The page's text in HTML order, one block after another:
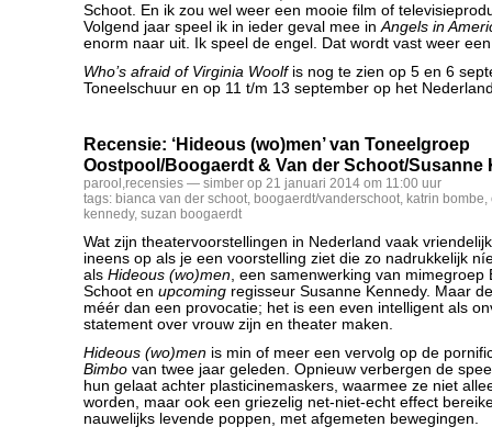
Schoot. En ik zou wel weer een mooie film of
Volgend jaar speel ik in ieder geval mee inAngels in
enorm naar uit. Ik speel de engel. Dat wordt vast weer
Who’s afraid of Virginia Woolfis nog te zien op 5 en 6
Toneelschuur en op 11 t/m 13 september op het
Recensie: ‘Hideous (wo)men’ van Toneelgroep
Oostpool/Boogaerdt & Van der Schoot/Susanne
parool ,recensies — simber op 21 januari 2014 om 11:00 uur
tags: bianca van der schoot, boogaerdt/vanderschoot, katrin bombe,
kennedy, suzan boogaerdt
Wat zijn theatervoorstellingen in Nederland vaak
ineens op als je een voorstelling ziet die zo nadrukkelijk
als Hideous (wo)men, een samenwerking van mimegroep
Schoot en upcoming regisseur Susanne Kennedy. Maar
méér dan een provocatie; het is een even intelligent als
statement over vrouw zijn en theater maken.
Hideous (wo)men is min of meer een vervolg op de
Bimbo van twee jaar geleden. Opnieuw verbergen de
hun gelaat achter plasticinemaskers, waarmee ze niet
worden, maar ook een griezelig net-niet-echt effect
nauwelijks levende poppen, met afgemeten bewegingen.